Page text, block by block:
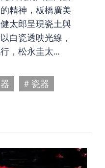
精神，板橋廣美
太郎呈現瓷土與
白瓷透映光線，
，松永圭太...
# 瓷器